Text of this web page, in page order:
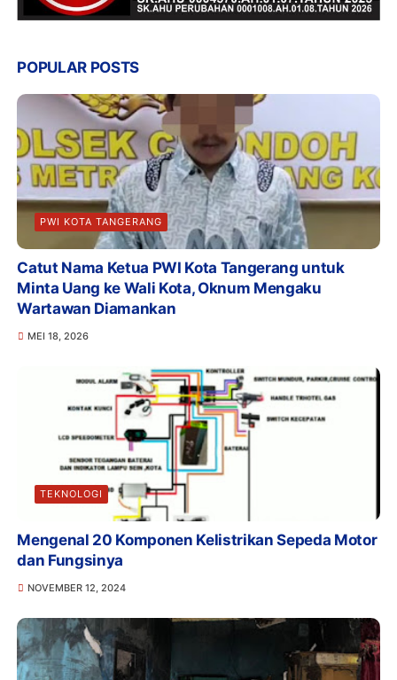
POPULAR POSTS
PWI KOTA TANGERANG
Catut Nama Ketua PWI Kota Tangerang untuk
Minta Uang ke Wali Kota, Oknum Mengaku
Wartawan Diamankan
MEI 18, 2026
TEKNOLOGI
Mengenal 20 Komponen Kelistrikan Sepeda Motor
dan Fungsinya
NOVEMBER 12, 2024